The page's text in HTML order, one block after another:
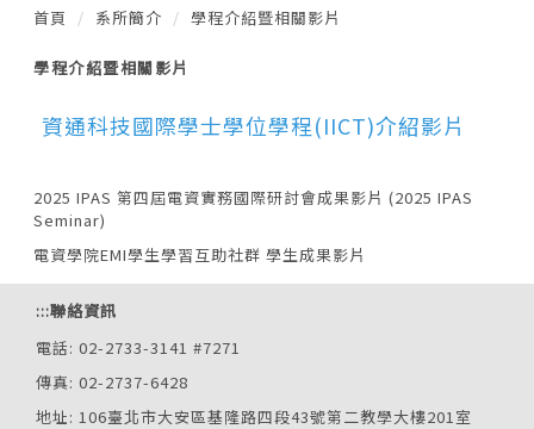
首頁 系所簡介 學程介紹暨相關影片
學程介紹暨相關影片
資通科技國際學士學位學程(IICT)介紹影片
2025 IPAS 第四屆電資實務國際研討會成果影片 (2025 IPAS
Seminar)
電資學院EMI學生學習互助社群 學生成果影片
:::聯絡資訊
電話: 02-2733-3141 #7271
傳真: 02-2737-6428
地址: 106臺北市大安區基隆路四段43號第二教學大樓201室